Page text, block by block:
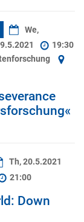
We,
19:30
Th, 20.5.2021
21:00
Down